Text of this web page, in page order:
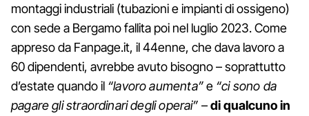
montaggi industriali (tubazioni e impianti di ossigeno)
con sede a Bergamo fallita poi nel luglio 2023. Come
appreso da Fanpage.it, il 44enne, che dava lavoro a
60 dipendenti, avrebbe avuto bisogno – soprattutto
d’estate quando il “lavoro aumenta”e “ci sono da
pagare gli straordinari degli operai” –di qualcuno in